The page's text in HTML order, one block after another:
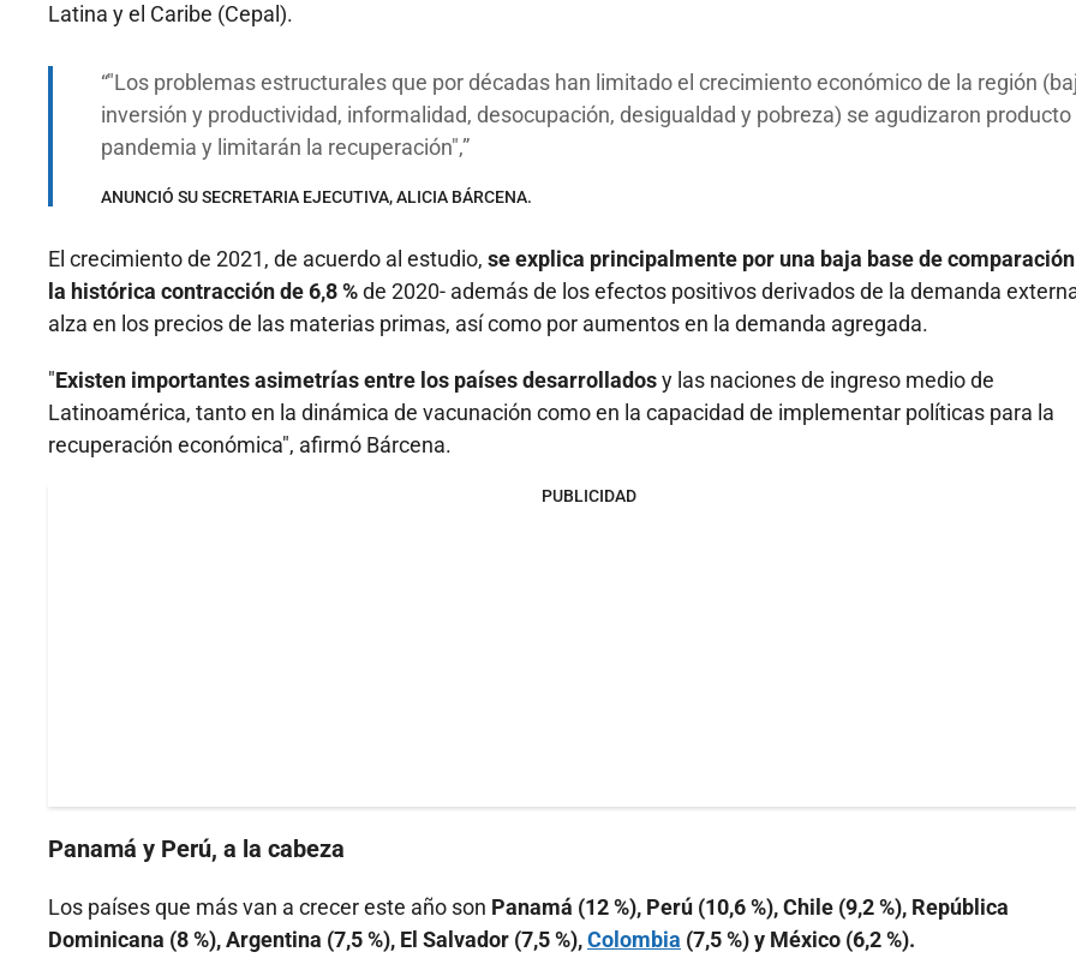
Latina y el Caribe (Cepal).
"Los problemas estructurales que por décadas han limitado el crecimiento económico de la región
inversión y productividad, informalidad, desocupación, desigualdad y pobreza) se agudizaron producto
pandemia y limitarán la recuperación",
ANUNCIÓ SU SECRETARIA EJECUTIVA, ALICIA BÁRCENA.
El crecimiento de 2021, de acuerdo al estudio, se explica principalmente por una baja base de
la histórica contracción de 6,8 %de 2020- además de los efectos positivos derivados de la demanda
alza en los precios de las materias primas, así como por aumentos en la demanda agregada.
"Existen importantes asimetrías entre los países desarrolladosy las naciones de ingreso medio de
Latinoamérica, tanto en la dinámica de vacunación como en la capacidad de implementar políticas para la
recuperación económica", afirmó Bárcena.
PUBLICIDAD
Panamá y Perú, a la cabeza
Los países que más van a crecer este año son Panamá (12 %), Perú (10,6 %), Chile (9,2 %), República
Dominicana (8 %), Argentina (7,5 %), El Salvador (7,5 %),Colombia (7,5 %) y México (6,2 %).